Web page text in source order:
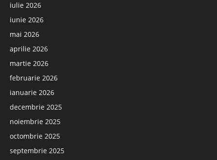
iulie 2026
iunie 2026
mai 2026
aprilie 2026
martie 2026
februarie 2026
ianuarie 2026
decembrie 2025
noiembrie 2025
octombrie 2025
septembrie 2025